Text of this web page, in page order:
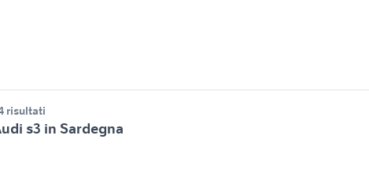
risultati
s3 in Sardegna